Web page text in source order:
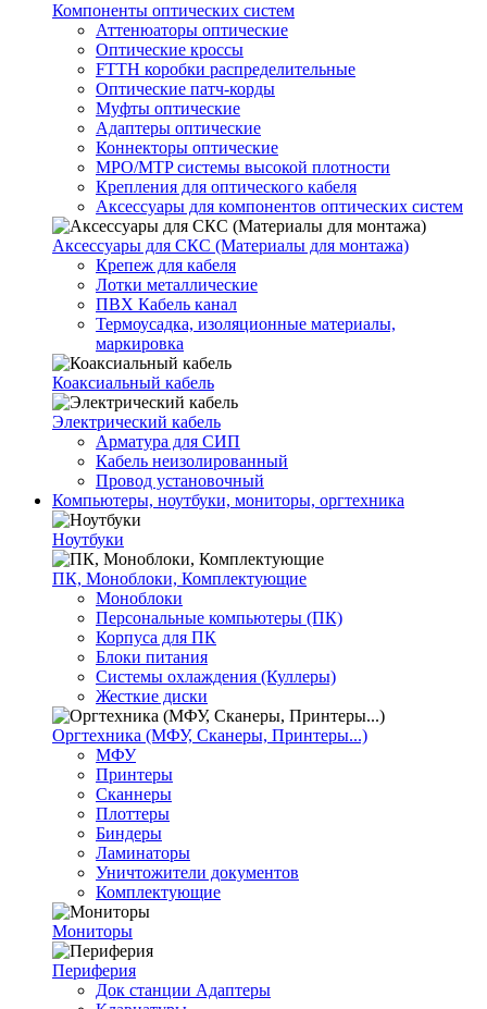
Компоненты оптических систем
Аттенюаторы оптические
Оптические кроссы
FTTH коробки распределительные
Оптические патч-корды
Муфты оптические
Адаптеры оптические
Коннекторы оптические
MPO/MTP системы высокой плотности
Крепления для оптического кабеля
Аксессуары для компонентов оптических систем
Аксессуары для СКС (Материалы для монтажа)
Крепеж для кабеля
Лотки металлические
ПВХ Кабель канал
Термоусадка, изоляционные материалы,
маркировка
Коаксиальный кабель
Электрический кабель
Арматура для СИП
Кабель неизолированный
Провод установочный
Компьютеры, ноутбуки, мониторы, оргтехника
Ноутбуки
ПК, Моноблоки, Комплектующие
Моноблоки
Персональные компьютеры (ПК)
Корпуса для ПК
Блоки питания
Системы охлаждения (Куллеры)
Жесткие диски
Оргтехника (МФУ, Сканеры, Принтеры...)
МФУ
Принтеры
Сканнеры
Плоттеры
Биндеры
Ламинаторы
Уничтожители документов
Комплектующие
Мониторы
Периферия
Док станции Адаптеры